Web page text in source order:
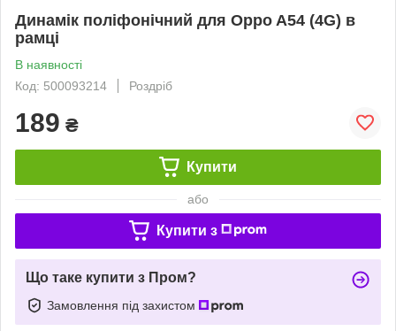
Динамік поліфонічний для Oppo A54 (4G) в
рамці
В наявності
Код: 500093214
Роздріб
189 ₴
Купити
або
Купити з
Що таке купити з Пром?
Замовлення під захистом